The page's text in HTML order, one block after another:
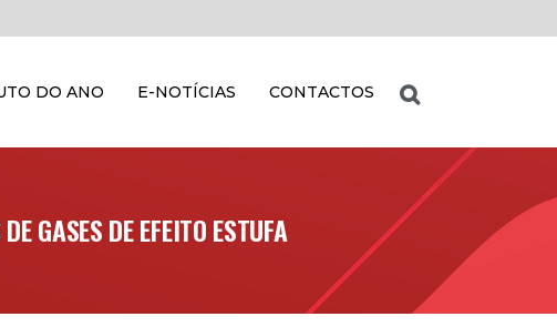
DO ANO E-NOTÍCIAS CONTACTOS
GASES DE EFEITO ESTUFA